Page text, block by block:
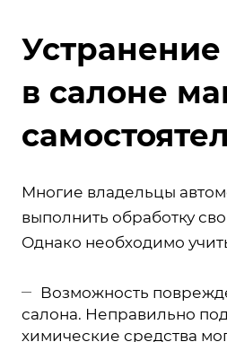
Устранение
в салоне
Многие владельцы
выполнить обработку
Однако необходимо
Возможность
салона. Неправильно
химические средства